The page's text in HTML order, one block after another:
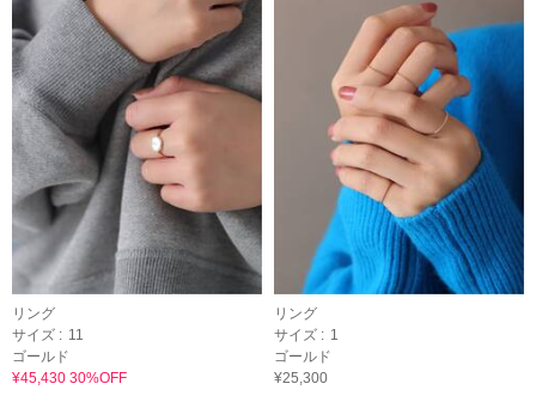
リング
サイズ : 11
ゴールド
¥45,430 30%OFF
リング
サイズ : 1
ゴールド
¥25,300